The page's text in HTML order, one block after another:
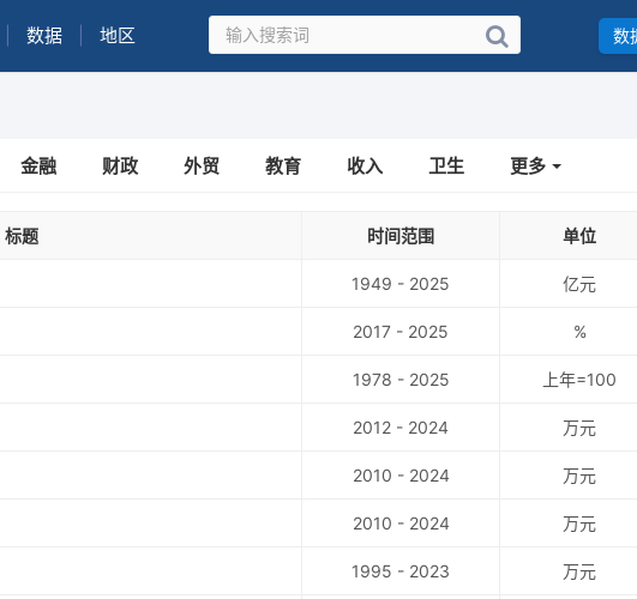
数据 地区 数
金融 财政 外贸 教育 收入 卫生 更多
标题 时间范围 单位
1949 - 2025 亿元
2017 - 2025 %
1978 - 2025 上年=100
2012 - 2024 万元
2010 - 2024 万元
2010 - 2024 万元
1995 - 2023 万元